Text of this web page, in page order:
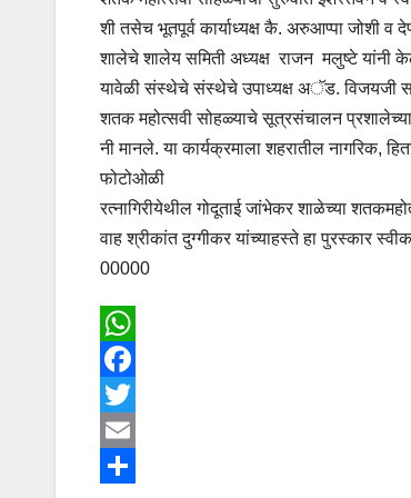
शी तसेच भूतपूर्व कार्याध्यक्ष कै. अरुआप्पा जोशी व
शालेचे शालेय समिती अध्यक्ष राजन मलुष्टे यांनी
यावेळी संस्थेचे संस्थेचे उपाध्यक्ष अॅड. विजयजी
शतक महोत्सवी सोहळ्याचे सूत्रसंचालन
नी मानले. या कार्यक्रमाला शहरातील नागरिक,
फोटोओळी
रत्नागिरीयेथील गोदूताई जांभेकर शाळेच्या
वाह श्रीकांत दुग्गीकर यांच्याहस्ते हा पुरस्कार
00000
W
h
a
F
a
c
T
w
E